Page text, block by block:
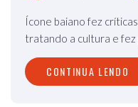
Ícone baiano fez
tratando a cultura e fez
CONTINUA LENDO